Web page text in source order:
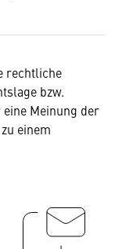
rechtliche
bzw.
Meinung der
einem